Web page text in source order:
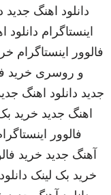
دانلود اهنگ جدید
اینستاگرام دانلود
فالوور اینستاگرام
و روسری خرید
جدید دانلود اهنگ
اهنگ جدید خرید
فالوور
آهنگ جدید خرید
خرید بک لینک